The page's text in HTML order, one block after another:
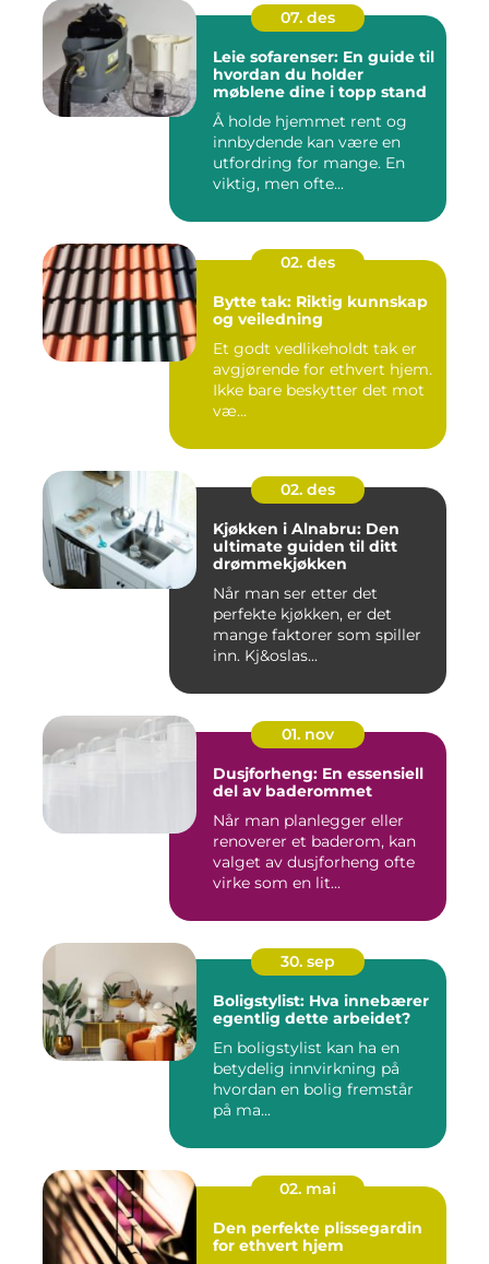
07. des
Leie sofarenser: En guide til
hvordan du holder
møblene dine i topp stand
Å holde hjemmet rent og
innbydende kan være en
utfordring for mange. En
viktig, men ofte...
02. des
Bytte tak: Riktig kunnskap
og veiledning
Et godt vedlikeholdt tak er
avgjørende for ethvert hjem.
Ikke bare beskytter det mot
væ...
02. des
Kjøkken i Alnabru: Den
ultimate guiden til ditt
drømmekjøkken
Når man ser etter det
perfekte kjøkken, er det
mange faktorer som spiller
inn. Kj&oslas...
01. nov
Dusjforheng: En essensiell
del av baderommet
Når man planlegger eller
renoverer et baderom, kan
valget av dusjforheng ofte
virke som en lit...
30. sep
Boligstylist: Hva innebærer
egentlig dette arbeidet?
En boligstylist kan ha en
betydelig innvirkning på
hvordan en bolig fremstår
på ma...
02. mai
Den perfekte plissegardin
for ethvert hjem